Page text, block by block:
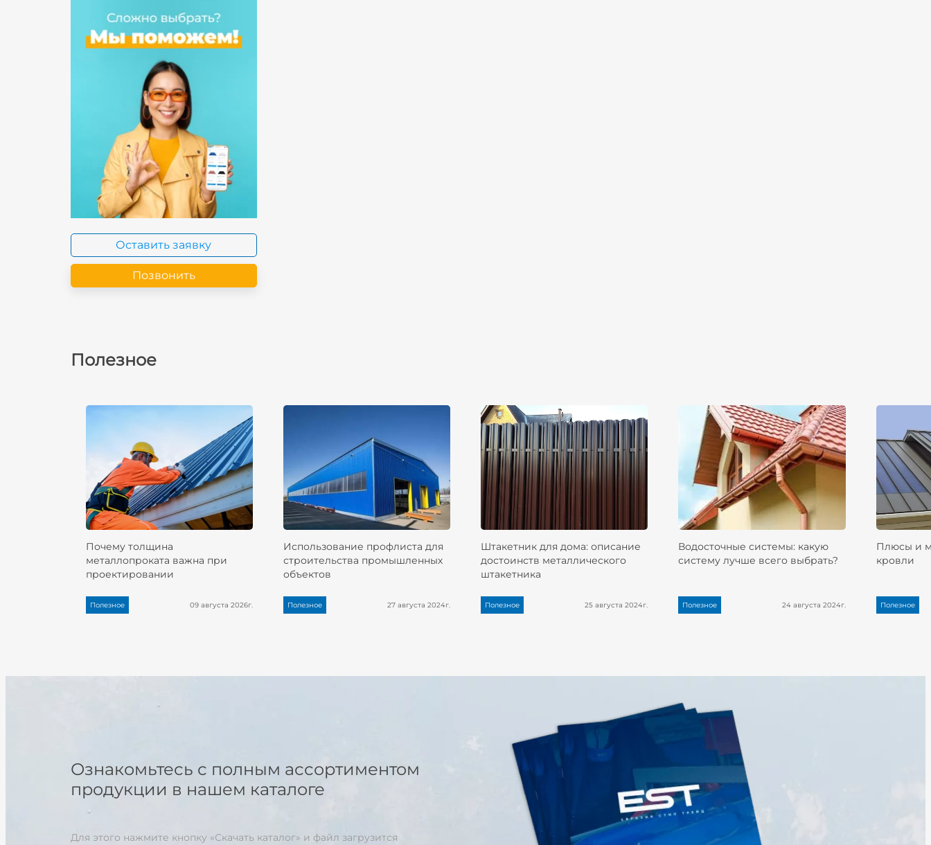
Оставить заявку
Позвонить
Полезное
Почему толщина
металлопроката важна при
проектировании
Полезное 09 августа 2026г.
Использование профлиста для
строительства промышленных
объектов
Полезное 27 августа 2024г.
Штакетник для дома: описание
достоинств металлического
штакетника
Полезное 25 августа 2024г.
Водосточные системы: какую
систему лучше всего выбрать?
Полезное 24 августа 2024г.
Плюсы и
кровли
Полезное
Ознакомьтесь с полным ассортиментом
продукции в нашем каталоге
Для этого нажмите кнопку «Скачать каталог» и файл загрузится